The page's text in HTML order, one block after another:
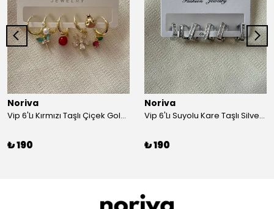
Noriva
Vip 6'Lı Kırmızı Taşlı Çiçek Gold Küpe
₺ 190
Noriva
Vip 6'Lı Suyolu Kare Taşlı Silver Küpe
₺ 190